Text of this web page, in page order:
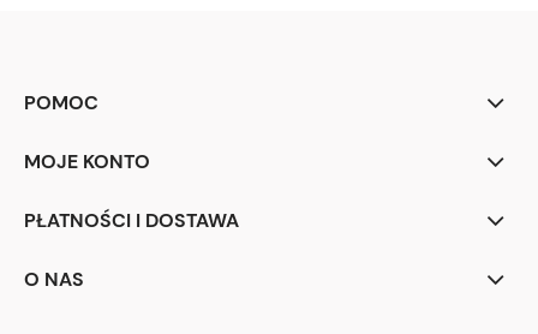
POMOC
MOJE KONTO
PŁATNOŚCI I DOSTAWA
O NAS